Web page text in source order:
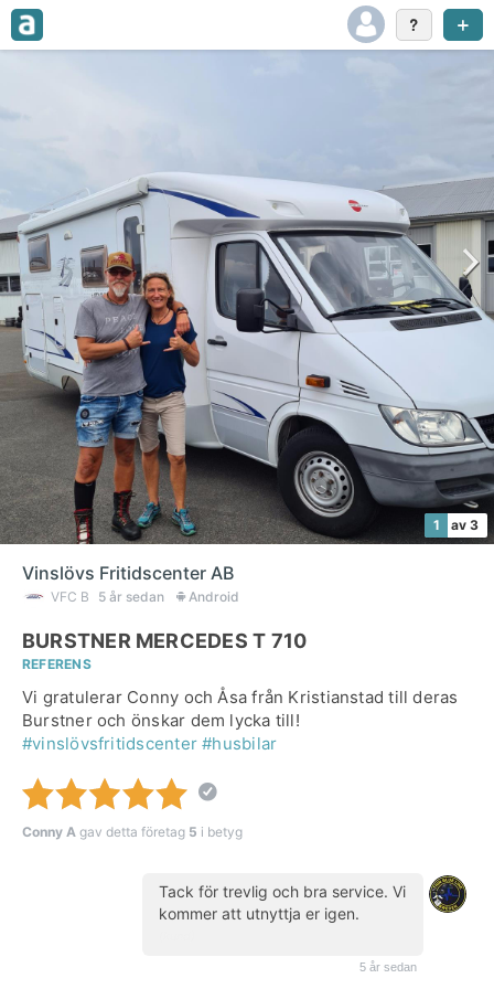
1 av 3
Vinslövs Fritidscenter AB
VFC B 5 år sedan Android
BURSTNER MERCEDES T 710
REFERENS
Vi gratulerar Conny och Åsa från Kristianstad till deras
Burstner och önskar dem lycka till!
#vinslövsfritidscenter #husbilar
Conny A gav detta företag 5 i betyg
Tack för trevlig och bra service. Vi
kommer att utnyttja er igen.
5 år sedan